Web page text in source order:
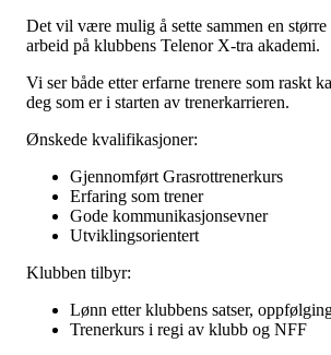
Det vil være mulig å sette sammen en
arbeid på klubbens Telenor X-tra akademi.
Vi ser både etter erfarne trenere som raskt
deg som er i starten av trenerkarrieren.
Ønskede kvalifikasjoner:
Gjennomført Grasrottrenerkurs
Erfaring som trener
Gode kommunikasjonsevner
Utviklingsorientert
Klubben tilbyr:
Lønn etter klubbens satser,
Trenerkurs i regi av klubb og NFF